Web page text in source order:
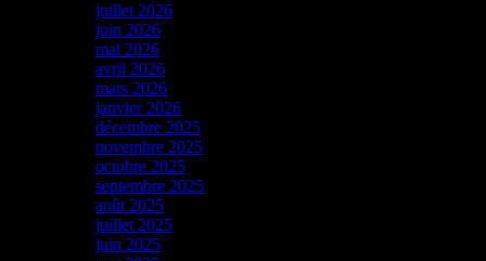
juillet 2026
juin 2026
mai 2026
avril 2026
mars 2026
janvier 2026
décembre 2025
novembre 2025
octobre 2025
septembre 2025
août 2025
juillet 2025
juin 2025